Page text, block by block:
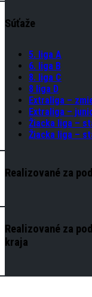
Súťaže
5. liga A
6. liga B
8. liga C
8 liga D
Extraliga –
Extraliga –
Žiacka liga –
Žiacka liga –
Realizované za
Realizované za
kraja